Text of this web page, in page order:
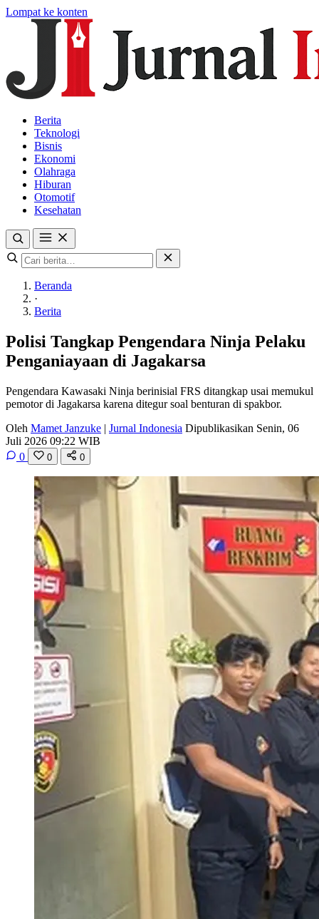
Lompat ke konten
Berita
Teknologi
Bisnis
Ekonomi
Olahraga
Hiburan
Otomotif
Kesehatan
Beranda
·
Berita
Polisi Tangkap Pengendara Ninja Pelaku
Penganiayaan di Jagakarsa
Pengendara Kawasaki Ninja berinisial FRS ditangkap usai memukul
pemotor di Jagakarsa karena ditegur soal benturan di spakbor.
Oleh Mamet Janzuke | Jurnal Indonesia Dipublikasikan Senin, 06
Juli 2026 09:22 WIB
0
0 0